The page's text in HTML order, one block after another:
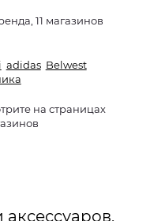
11 магазинов
adidas Belwest
на страницах